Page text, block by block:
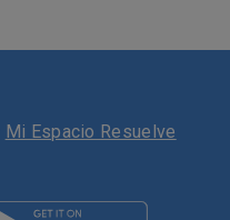
Mi Espacio Resuelve